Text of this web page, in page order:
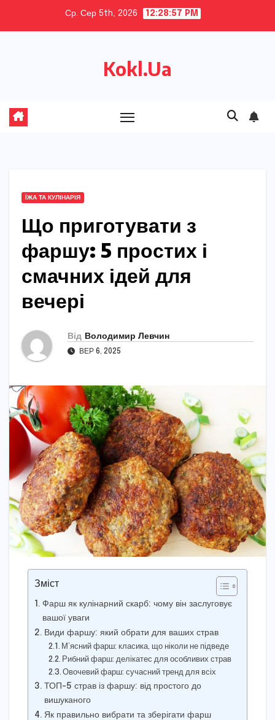
Ср. Сер 5th, 2026 12:28:58 PM
Kokl.Ua
ЇЖА ТА КУЛІНАРІЯ
Що приготувати з
фаршу: 5 простих і
смачних ідей для
вечері
Від Володимир Левчин
ВЕР 6, 2025
Зміст
Фарш як кулінарний скарб: чому він заслуговує
вашої уваги
Види фаршу: який обрати для ваших страв
М’ясний фарш: класика, що ніколи не підведе
Рибний фарш: делікатес для особливих страв
Овочевий фарш: сучасний тренд для всіх
ТОП-5 страв із фаршу: від простого до
вишуканого
Як правильно вибрати та зберігати фарш